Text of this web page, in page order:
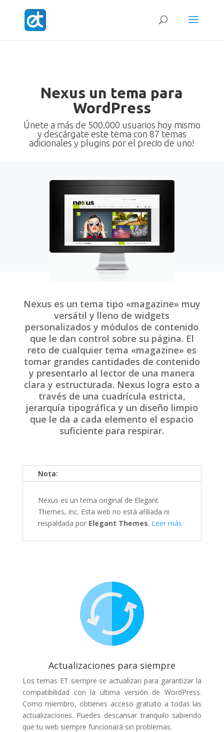
Nexus un tema para
WordPress
Únete a más de 500.000 usuarios hoy mismo
y descárgate este tema con 87 temas
adicionales y plugins por el precio de uno!
Nexus es un tema tipo «magazine» muy
versátil y lleno de widgets
personalizados y módulos de contenido
que le dan control sobre su página. El
reto de cualquier tema «magazine» es
tomar grandes cantidades de contenido
y presentarlo al lector de una manera
clara y estructurada. Nexus logra esto a
través de una cuadrícula estricta,
jerarquía tipográfica y un diseño limpio
que le da a cada elemento el espacio
suficiente para respirar.
Nota:
Nexus es un tema original de Elegant
Themes, inc. Esta web no está afiliada ni
respaldada por Elegant Themes. Leer más
Actualizaciones para siempre
Los temas ET siempre se actualizan para garantizar la
compatibilidad con la última versión de WordPress.
Como miembro, obtienes acceso gratuito a todas las
actualizaciones. Puedes descansar tranquilo sabiendo
que tu web siempre funcionará sin problemas.